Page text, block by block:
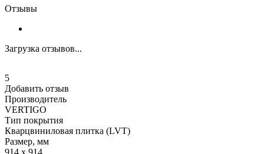
Отзывы
Загрузка отзывов...
5
Добавить отзыв
Производитель
VERTIGO
Тип покрытия
Кварцвиниловая плитка (LVT)
Размер, мм
914 х 914